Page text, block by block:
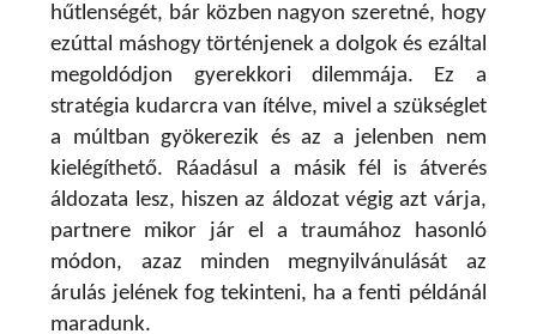
hűtlenségét, bár közben nagyon szeretné, hogy
ezúttal máshogy történjenek a dolgok és ezáltal
megoldódjon gyerekkori dilemmája. Ez a
stratégia kudarcra van ítélve, mivel a szükséglet
a múltban gyökerezik és az a jelenben nem
kielégíthető. Ráadásul a másik fél is átverés
áldozata lesz, hiszen az áldozat végig azt várja,
partnere mikor jár el a traumához hasonló
módon, azaz minden megnyilvánulását az
árulás jelének fog tekinteni, ha a fenti példánál
maradunk.